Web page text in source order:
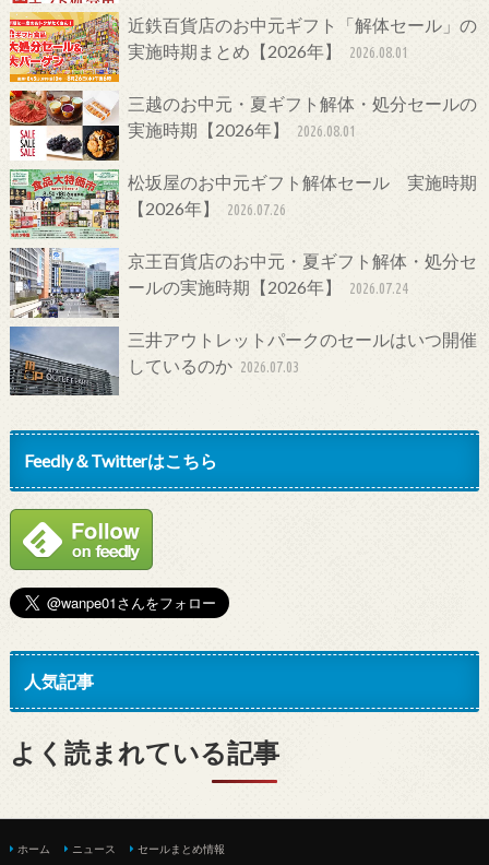
近鉄百貨店のお中元ギフト「解体セール」の
実施時期まとめ【2026年】
2026.08.01
三越のお中元・夏ギフト解体・処分セールの
実施時期【2026年】
2026.08.01
松坂屋のお中元ギフト解体セール 実施時期
【2026年】
2026.07.26
京王百貨店のお中元・夏ギフト解体・処分セ
ールの実施時期【2026年】
2026.07.24
三井アウトレットパークのセールはいつ開催
しているのか 2026.07.03
Feedly＆Twitterはこちら
人気記事
よく読まれている記事
ホーム ニュース セールまとめ情報